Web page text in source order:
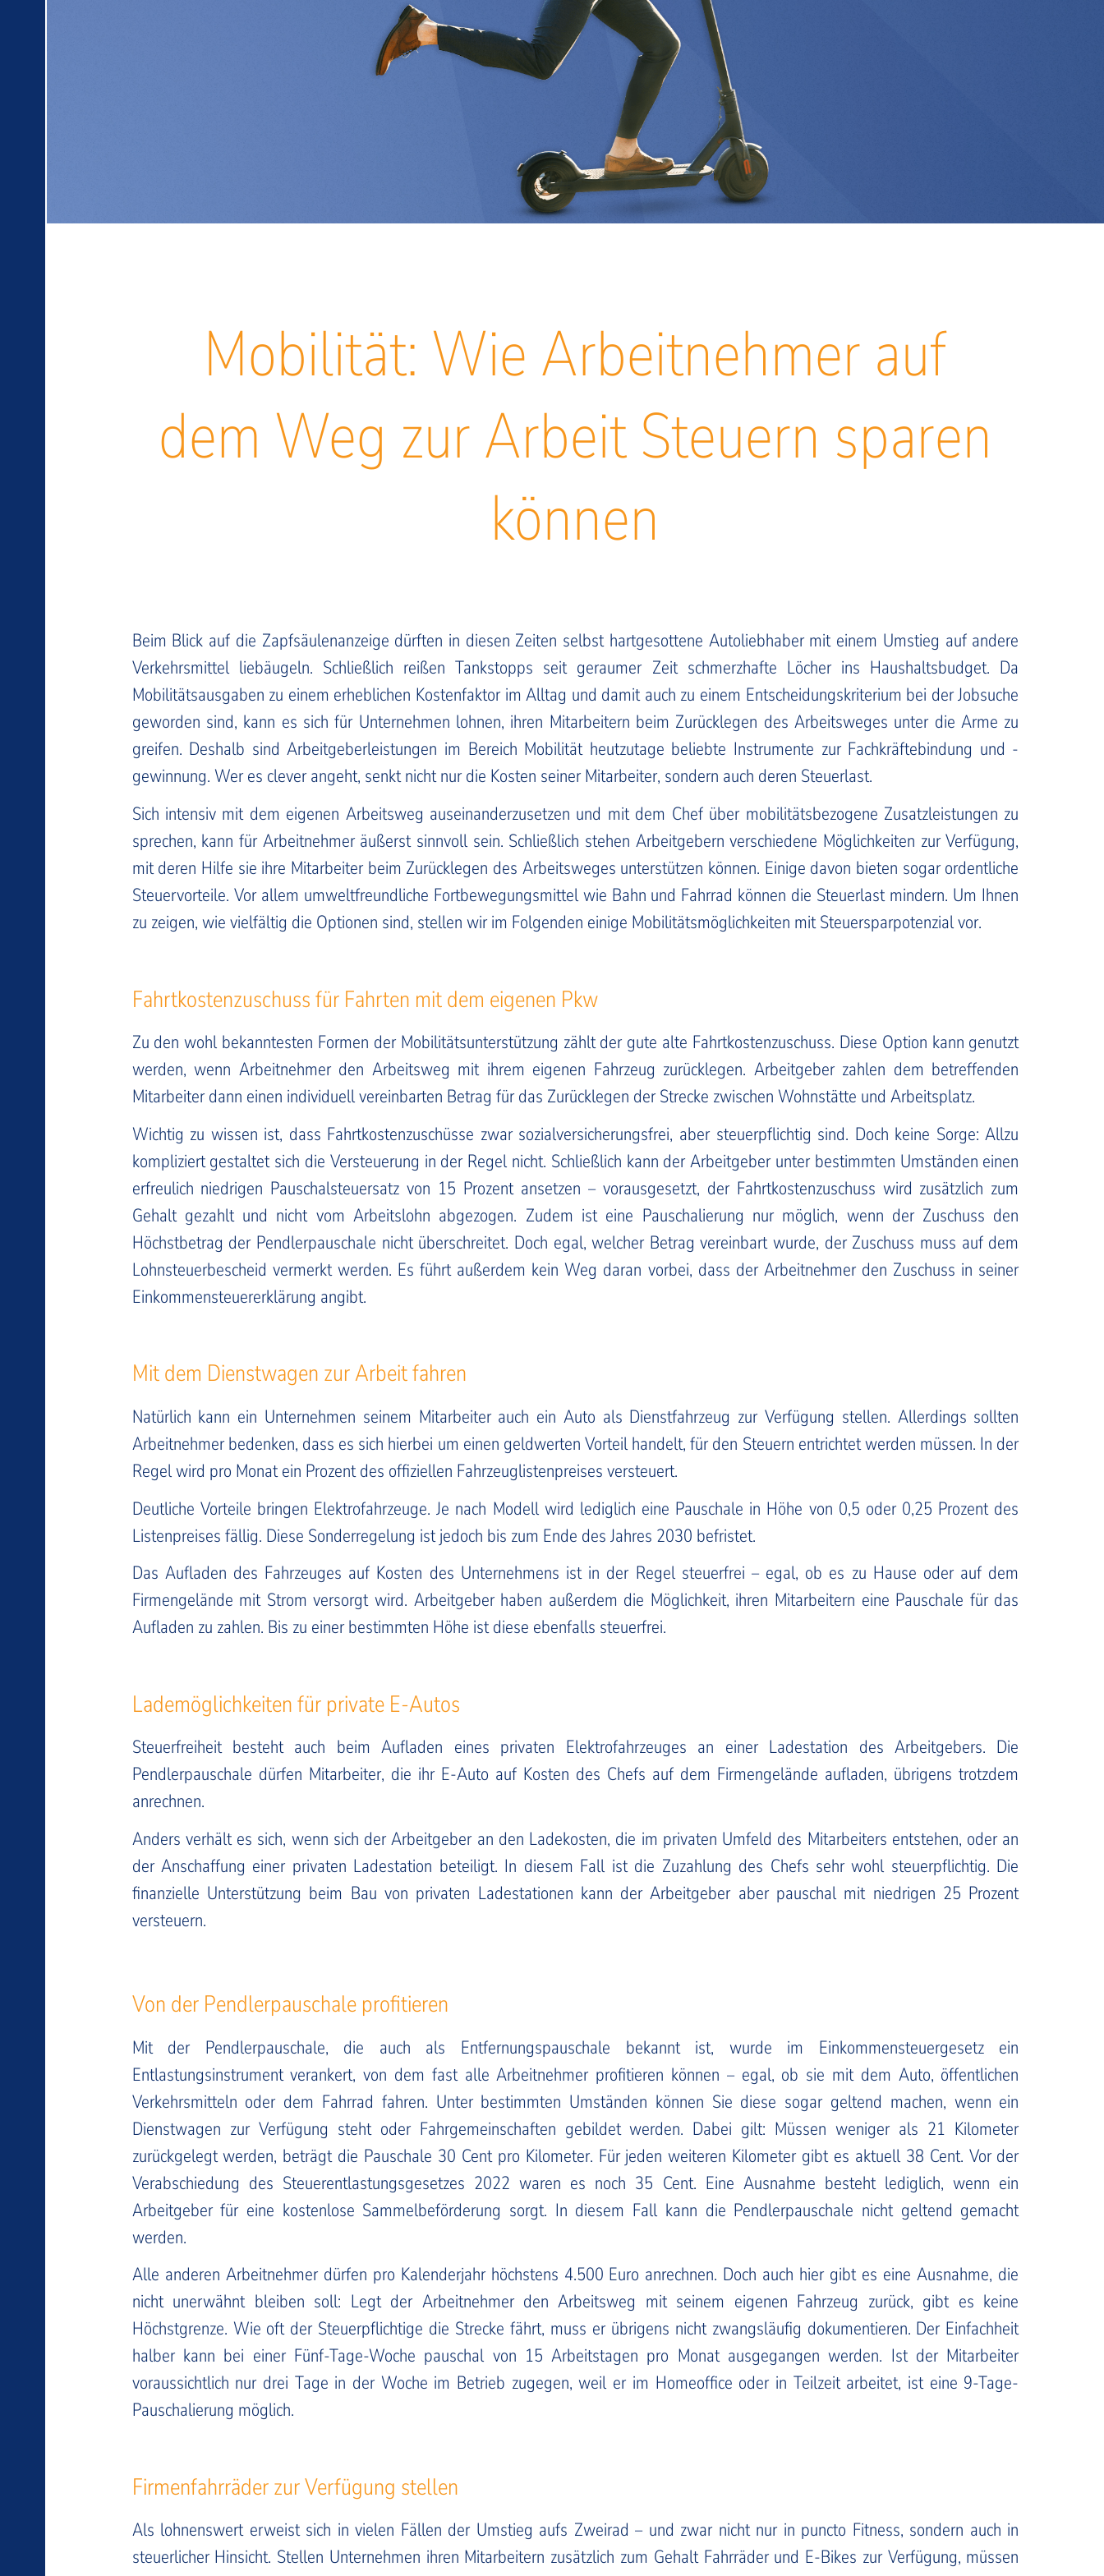
Mobilität: Wie Arbeitnehmer auf
dem Weg zur Arbeit Steuern sparen
können
Beim Blick auf die Zapfsäulenanzeige dürften in diesen Zeiten selbst hartgesottene Autoliebhaber mit einem Umstieg auf andere
Verkehrsmittel liebäugeln. Schließlich reißen Tankstopps seit geraumer Zeit schmerzhafte Löcher ins Haushaltsbudget. Da
Mobilitätsausgaben zu einem erheblichen Kostenfaktor im Alltag und damit auch zu einem Entscheidungskriterium bei der Jobsuche
geworden sind, kann es sich für Unternehmen lohnen, ihren Mitarbeitern beim Zurücklegen des Arbeitsweges unter die Arme zu
greifen. Deshalb sind Arbeitgeberleistungen im Bereich Mobilität heutzutage beliebte Instrumente zur Fachkräftebindung und -
gewinnung. Wer es clever angeht, senkt nicht nur die Kosten seiner Mitarbeiter, sondern auch deren Steuerlast.
Sich intensiv mit dem eigenen Arbeitsweg auseinanderzusetzen und mit dem Chef über mobilitätsbezogene Zusatzleistungen zu
sprechen, kann für Arbeitnehmer äußerst sinnvoll sein. Schließlich stehen Arbeitgebern verschiedene Möglichkeiten zur Verfügung,
mit deren Hilfe sie ihre Mitarbeiter beim Zurücklegen des Arbeitsweges unterstützen können. Einige davon bieten sogar ordentliche
Steuervorteile. Vor allem umweltfreundliche Fortbewegungsmittel wie Bahn und Fahrrad können die Steuerlast mindern. Um Ihnen
zu zeigen, wie vielfältig die Optionen sind, stellen wir im Folgenden einige Mobilitätsmöglichkeiten mit Steuersparpotenzial vor.
Fahrtkostenzuschuss für Fahrten mit dem eigenen Pkw
Zu den wohl bekanntesten Formen der Mobilitätsunterstützung zählt der gute alte Fahrtkostenzuschuss. Diese Option kann genutzt
werden, wenn Arbeitnehmer den Arbeitsweg mit ihrem eigenen Fahrzeug zurücklegen. Arbeitgeber zahlen dem betreffenden
Mitarbeiter dann einen individuell vereinbarten Betrag für das Zurücklegen der Strecke zwischen Wohnstätte und Arbeitsplatz.
Wichtig zu wissen ist, dass Fahrtkostenzuschüsse zwar sozialversicherungsfrei, aber steuerpflichtig sind. Doch keine Sorge: Allzu
kompliziert gestaltet sich die Versteuerung in der Regel nicht. Schließlich kann der Arbeitgeber unter bestimmten Umständen einen
erfreulich niedrigen Pauschalsteuersatz von 15 Prozent ansetzen – vorausgesetzt, der Fahrtkostenzuschuss wird zusätzlich zum
Gehalt gezahlt und nicht vom Arbeitslohn abgezogen. Zudem ist eine Pauschalierung nur möglich, wenn der Zuschuss den
Höchstbetrag der Pendlerpauschale nicht überschreitet. Doch egal, welcher Betrag vereinbart wurde, der Zuschuss muss auf dem
Lohnsteuerbescheid vermerkt werden. Es führt außerdem kein Weg daran vorbei, dass der Arbeitnehmer den Zuschuss in seiner
Einkommensteuererklärung angibt.
Mit dem Dienstwagen zur Arbeit fahren
Natürlich kann ein Unternehmen seinem Mitarbeiter auch ein Auto als Dienstfahrzeug zur Verfügung stellen. Allerdings sollten
Arbeitnehmer bedenken, dass es sich hierbei um einen geldwerten Vorteil handelt, für den Steuern entrichtet werden müssen. In der
Regel wird pro Monat ein Prozent des offiziellen Fahrzeuglistenpreises versteuert.
Deutliche Vorteile bringen Elektrofahrzeuge. Je nach Modell wird lediglich eine Pauschale in Höhe von 0,5 oder 0,25 Prozent des
Listenpreises fällig. Diese Sonderregelung ist jedoch bis zum Ende des Jahres 2030 befristet.
Das Aufladen des Fahrzeuges auf Kosten des Unternehmens ist in der Regel steuerfrei – egal, ob es zu Hause oder auf dem
Firmengelände mit Strom versorgt wird. Arbeitgeber haben außerdem die Möglichkeit, ihren Mitarbeitern eine Pauschale für das
Aufladen zu zahlen. Bis zu einer bestimmten Höhe ist diese ebenfalls steuerfrei.
Lademöglichkeiten für private E-Autos
Steuerfreiheit besteht auch beim Aufladen eines privaten Elektrofahrzeuges an einer Ladestation des Arbeitgebers. Die
Pendlerpauschale dürfen Mitarbeiter, die ihr E-Auto auf Kosten des Chefs auf dem Firmengelände aufladen, übrigens trotzdem
anrechnen.
Anders verhält es sich, wenn sich der Arbeitgeber an den Ladekosten, die im privaten Umfeld des Mitarbeiters entstehen, oder an
der Anschaffung einer privaten Ladestation beteiligt. In diesem Fall ist die Zuzahlung des Chefs sehr wohl steuerpflichtig. Die
finanzielle Unterstützung beim Bau von privaten Ladestationen kann der Arbeitgeber aber pauschal mit niedrigen 25 Prozent
versteuern.
Von der Pendlerpauschale profitieren
Mit der Pendlerpauschale, die auch als Entfernungspauschale bekannt ist, wurde im Einkommensteuergesetz ein
Entlastungsinstrument verankert, von dem fast alle Arbeitnehmer profitieren können – egal, ob sie mit dem Auto, öffentlichen
Verkehrsmitteln oder dem Fahrrad fahren. Unter bestimmten Umständen können Sie diese sogar geltend machen, wenn ein
Dienstwagen zur Verfügung steht oder Fahrgemeinschaften gebildet werden. Dabei gilt: Müssen weniger als 21 Kilometer
zurückgelegt werden, beträgt die Pauschale 30 Cent pro Kilometer. Für jeden weiteren Kilometer gibt es aktuell 38 Cent. Vor der
Verabschiedung des Steuerentlastungsgesetzes 2022 waren es noch 35 Cent. Eine Ausnahme besteht lediglich, wenn ein
Arbeitgeber für eine kostenlose Sammelbeförderung sorgt. In diesem Fall kann die Pendlerpauschale nicht geltend gemacht
werden.
Alle anderen Arbeitnehmer dürfen pro Kalenderjahr höchstens 4.500 Euro anrechnen. Doch auch hier gibt es eine Ausnahme, die
nicht unerwähnt bleiben soll: Legt der Arbeitnehmer den Arbeitsweg mit seinem eigenen Fahrzeug zurück, gibt es keine
Höchstgrenze. Wie oft der Steuerpflichtige die Strecke fährt, muss er übrigens nicht zwangsläufig dokumentieren. Der Einfachheit
halber kann bei einer Fünf-Tage-Woche pauschal von 15 Arbeitstagen pro Monat ausgegangen werden. Ist der Mitarbeiter
voraussichtlich nur drei Tage in der Woche im Betrieb zugegen, weil er im Homeoffice oder in Teilzeit arbeitet, ist eine 9-Tage-
Pauschalierung möglich.
Firmenfahrräder zur Verfügung stellen
Als lohnenswert erweist sich in vielen Fällen der Umstieg aufs Zweirad – und zwar nicht nur in puncto Fitness, sondern auch in
steuerlicher Hinsicht. Stellen Unternehmen ihren Mitarbeitern zusätzlich zum Gehalt Fahrräder und E-Bikes zur Verfügung, müssen